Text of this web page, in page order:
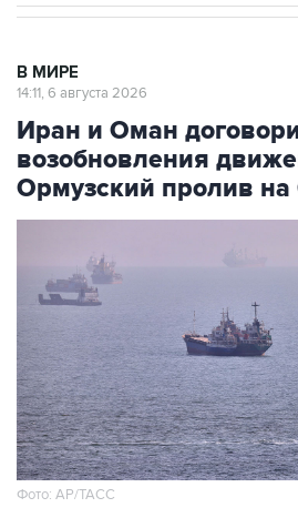
Иран и Оман
возобновления
Ормузский пролив на
Фото: AP/ТАСС
Москва. 6 августа.